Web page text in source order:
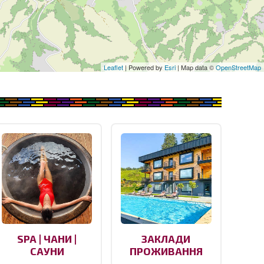
Leaflet | Powered byEsri| Map data ©OpenStreetMap
SPA | ЧАНИ |
САУНИ
ЗАКЛАДИ
ПРОЖИВАННЯ